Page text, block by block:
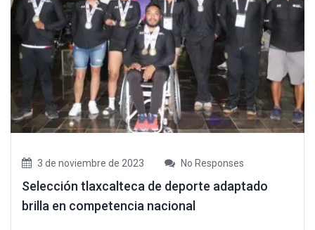
3 de noviembre de 2023 No Responses
Selección tlaxcalteca de deporte adaptado
brilla en competencia nacional